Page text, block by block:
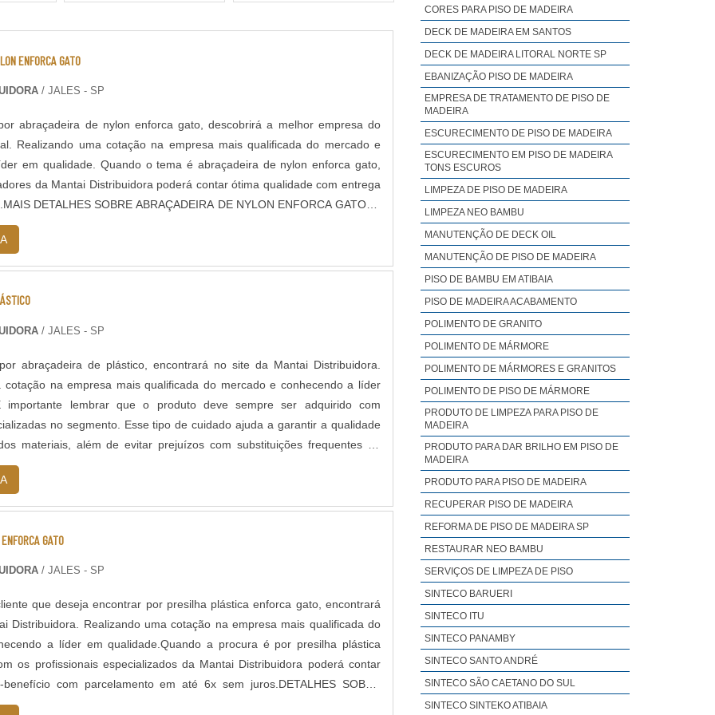
sua família.
integrado a um paisagismo. E nenhum material dialoga tão bem com o
entre a construção e o jardim, resultando num visual orgânico e
DE QUEM VIVE DISSO
menor do que o mito que se criou.
Ipê ou Cumaru) e protegido com um verniz naval ou stain de alta
o acabamento começar a mostrar sinais de desgaste, um serviço de
removemos 100% da camada antiga, tratamos a madeira e aplicamos
ele volta a ser
ZERO QUILÔMETRO
. É uma manutenção que restaura,
DE TACOS E PISOS...
na mesma?". Olha, com todo respeito ao espírito "faça-você-mesmo", a
a camada antiga de forma uniforme, e a aplicação sem o equipamento
caso, usamos máquinas industriais que garantem um lixamento perfeito e
é incomparável.
DE PISCINA?
ENFORCA GATO
/ JALES - SP
abraçadeira de nylon enforca gato, descobrirá a melhor empresa do
Realizando uma cotação na empresa mais qualificada do mercado e
em qualidade. Quando o tema é abraçadeira de nylon enforca gato,
da Mantai Distribuidora poderá contar ótima qualidade com entrega
DETALHES SOBRE ABRAÇADEIRA DE NYLON ENFORCA GATOHá
de d...
/ JALES - SP
abraçadeira de plástico, encontrará no site da Mantai Distribuidora.
cotação na empresa mais qualificada do mercado e conhecendo a líder
importante lembrar que o produto deve sempre ser adquirido com
no segmento. Esse tipo de cuidado ajuda a garantir a qualidade
materiais, além de evitar prejuízos com substituições frequentes de
...
GATO
/ JALES - SP
que deseja encontrar por presilha plástica enforca gato, encontrará
Distribuidora. Realizando uma cotação na empresa mais qualificada do
a líder em qualidade.Quando a procura é por presilha plástica
os profissionais especializados da Mantai Distribuidora poderá contar
benefício com parcelamento em até 6x sem juros.DETALHES SOBRE
CORES PARA PISO DE MADEIRA
DECK DE MADEIRA EM SANTOS
DECK DE MADEIRA LITORAL NORTE SP
EBANIZAÇÃO PISO DE MADEIRA
EMPRESA DE TRATAMENTO DE PISO DE
MADEIRA
ESCURECIMENTO DE PISO DE MADEIRA
ESCURECIMENTO EM PISO DE MADEIRA
TONS ESCUROS
LIMPEZA DE PISO DE MADEIRA
LIMPEZA NEO BAMBU
MANUTENÇÃO DE DECK OIL
MANUTENÇÃO DE PISO DE MADEIRA
PISO DE BAMBU EM ATIBAIA
PISO DE MADEIRA ACABAMENTO
POLIMENTO DE GRANITO
POLIMENTO DE MÁRMORE
POLIMENTO DE MÁRMORES E GRANITOS
POLIMENTO DE PISO DE MÁRMORE
PRODUTO DE LIMPEZA PARA PISO DE
MADEIRA
PRODUTO PARA DAR BRILHO EM PISO DE
MADEIRA
PRODUTO PARA PISO DE MADEIRA
RECUPERAR PISO DE MADEIRA
REFORMA DE PISO DE MADEIRA SP
RESTAURAR NEO BAMBU
SERVIÇOS DE LIMPEZA DE PISO
SINTECO BARUERI
SINTECO ITU
SINTECO PANAMBY
SINTECO SANTO ANDRÉ
SINTECO SÃO CAETANO DO SUL
SINTECO SINTEKO ATIBAIA